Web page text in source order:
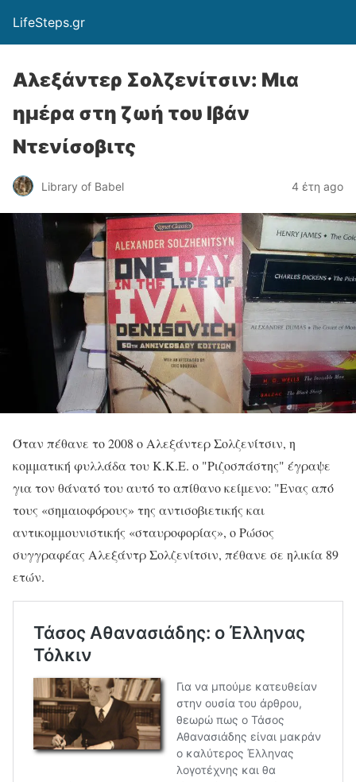
LifeSteps.gr
Αλεξάντερ Σολζενίτσιν: Μια
ημέρα στη ζωή του Ιβάν
Ντενίσοβιτς
Library of Babel 4 έτη ago
Όταν πέθανε το 2008 ο Αλεξάντερ Σολζενίτσιν, η
κομματική φυλλάδα του Κ.Κ.Ε. ο "Ριζοσπάστης" έγραψε
για τον θάνατό του αυτό το απίθανο κείμενο: "Ενας από
τους «σημαιοφόρους» της αντισοβιετικής και
αντικομμουνιστικής «σταυροφορίας», ο Ρώσος
συγγραφέας Αλεξάντρ Σολζενίτσιν, πέθανε σε ηλικία 89
ετών.